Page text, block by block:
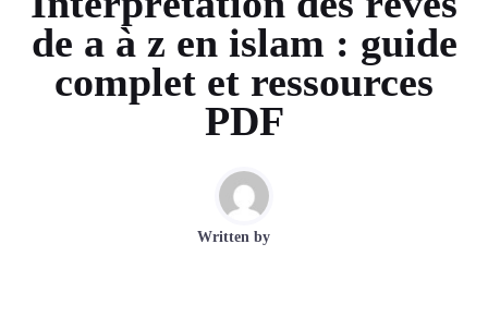
de a à z en islam : guide
complet et ressources
PDF
Written by